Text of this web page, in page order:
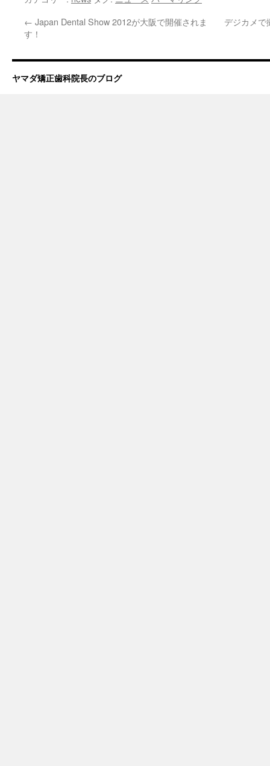
← Japan Dental Show 2012が大阪で開催されま
す！
デジカメで
ヤマダ矯正歯科院長のブログ